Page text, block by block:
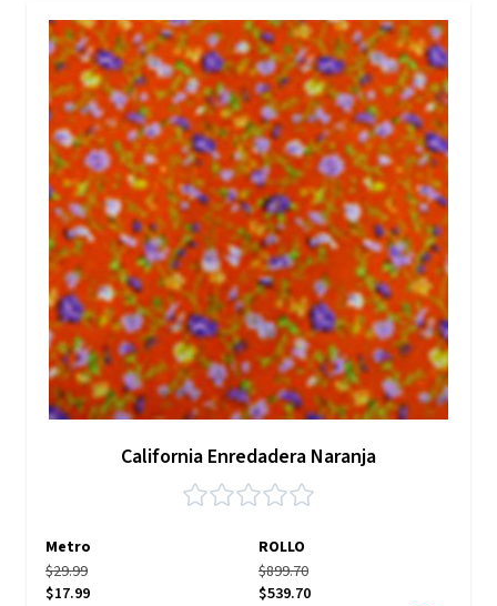
California Enredadera Naranja
Metro
ROLLO
$29.99
$17.99
$899.70
$539.70